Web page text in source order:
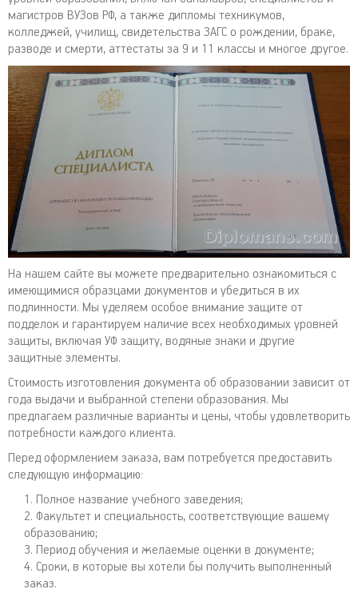
магистров ВУЗов РФ, а также дипломы техникумов,
колледжей, училищ, свидетельства ЗАГС о рождении, браке,
разводе и смерти, аттестаты за 9 и 11 классы и многое другое.
На нашем сайте вы можете предварительно ознакомиться с
имеющимися образцами документов и убедиться в их
подлинности. Мы уделяем особое внимание защите от
подделок и гарантируем наличие всех необходимых уровней
защиты, включая УФ защиту, водяные знаки и другие
защитные элементы.
Стоимость изготовления документа об образовании зависит от
года выдачи и выбранной степени образования. Мы
предлагаем различные варианты и цены, чтобы удовлетворить
потребности каждого клиента.
Перед оформлением заказа, вам потребуется предоставить
следующую информацию:
Полное название учебного заведения;
Факультет и специальность, соответствующие вашему
образованию;
Период обучения и желаемые оценки в документе;
Сроки, в которые вы хотели бы получить выполненный
заказ.